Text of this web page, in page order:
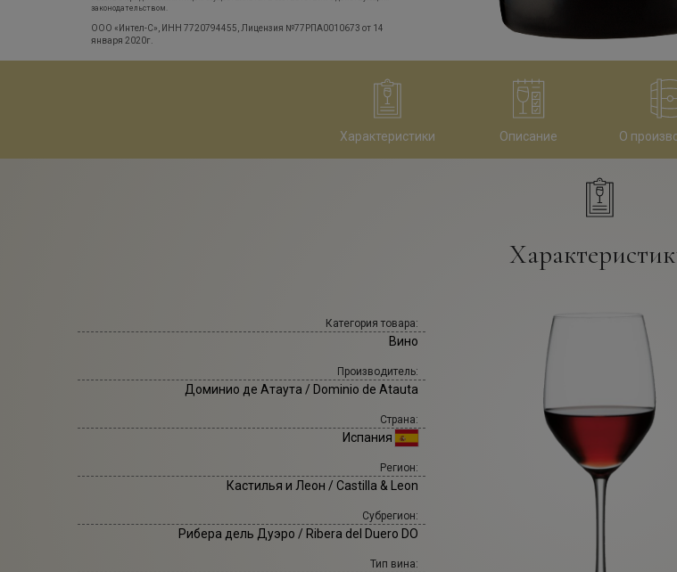
законодательством.
ООО «Интел-С», ИНН 7720794455, Лицензия №77РПА0010673 от 14
января 2020г.
Характеристики Описание О
Категория товара:
Вино
Производитель:
Доминио де Атаута / Dominio de Atauta
Страна:
Испания
Регион:
Кастилья и Леон / Castilla & Leon
Субрегион:
Рибера дель Дуэро / Ribera del Duero DO
Тип вина: